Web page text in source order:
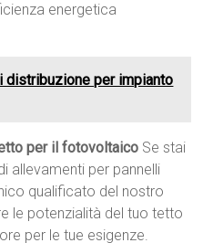
energetica
distribuzione per impianto
per il fotovoltaico Se stai
allevamenti per pannelli
qualificato del nostro
le potenzialità del tuo tetto
per le tue esigenze.